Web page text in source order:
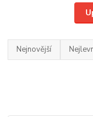
Nejnovější